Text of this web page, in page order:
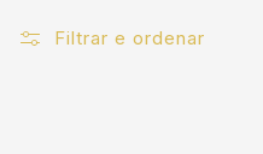
e
Filtrar e ordenar